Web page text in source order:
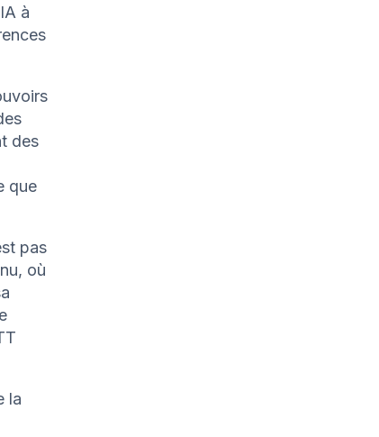
à
des
que
pas
où
la